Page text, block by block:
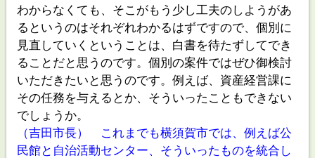
わからなくても、そこがもう少し工夫のしようがあ
るというのはそれぞれわかるはずですので、個別に
見直していくということは、白書を待たずしてでき
ることだと思うのです。個別の案件ではぜひ御検討
いただきたいと思うのです。例えば、資産経営課に
その任務を与えるとか、そういったこともできない
でしょうか。
（吉田市長） これまでも横須賀市では、例えば公
民館と自治活動センター、そういったものを統合し